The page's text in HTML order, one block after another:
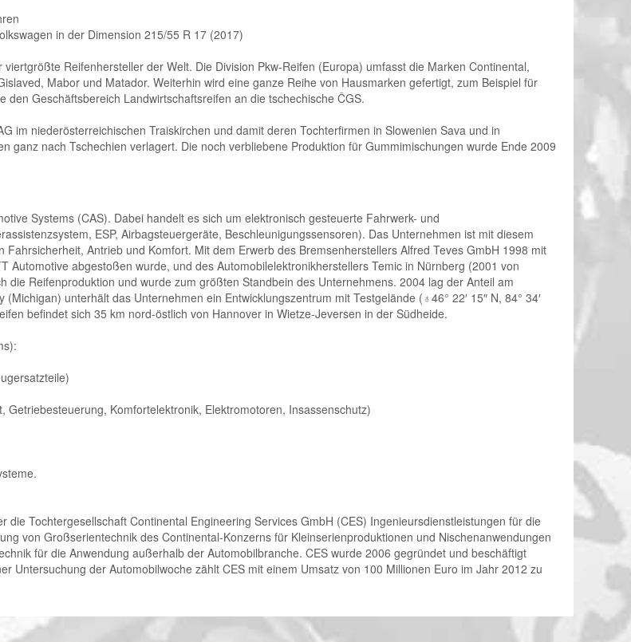
in der Dimension 215/55 R 17 (2017)
Reifenhersteller der Welt. Die Division Pkw-Reifen (Europa) umfasst die Marken Continental,
Mabor und Matador. Weiterhin wird eine ganze Reihe von Hausmarken gefertigt, zum Beispiel für
Geschäftsbereich Landwirtschaftsreifen an die tschechische ČGS.
im niederösterreichischen Traiskirchen und damit deren Tochterfirmen in Slowenien Sava und in
ganz nach Tschechien verlagert. Die noch verbliebene Produktion für Gummimischungen wurde Ende 2009
Systems (CAS). Dabei handelt es sich um elektronisch gesteuerte Fahrwerk- und
ESP, Airbagsteuergeräte, Beschleunigungssensoren). Das Unternehmen ist mit diesem
Antrieb und Komfort. Mit dem Erwerb des Bremsenherstellers Alfred Teves GmbH 1998 mit
abgestoßen wurde, und des Automobilelektronikherstellers Temic in Nürnberg (2001 von
Reifenproduktion und wurde zum größten Standbein des Unternehmens. 2004 lag der Anteil am
unterhält das Unternehmen ein Entwicklungszentrum mit Testgelände (♁46° 22′ 15″ N, 84° 34′
befindet sich 35 km nord-östlich von Hannover in Wietze-Jeversen in der Südheide.
Komfortelektronik, Elektromotoren, Insassenschutz)
Tochtergesellschaft Continental Engineering Services GmbH (CES) Ingenieursdienstleistungen für die
von Großserientechnik des Continental-Konzerns für Kleinserienproduktionen und Nischenanwendungen
für die Anwendung außerhalb der Automobilbranche. CES wurde 2006 gegründet und beschäftigt
Untersuchung der Automobilwoche zählt CES mit einem Umsatz von 100 Millionen Euro im Jahr 2012 zu